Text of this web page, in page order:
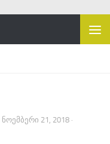
ᲜᲝᲔᲛᲑᲔᲠᲘ 21, 2018 ·